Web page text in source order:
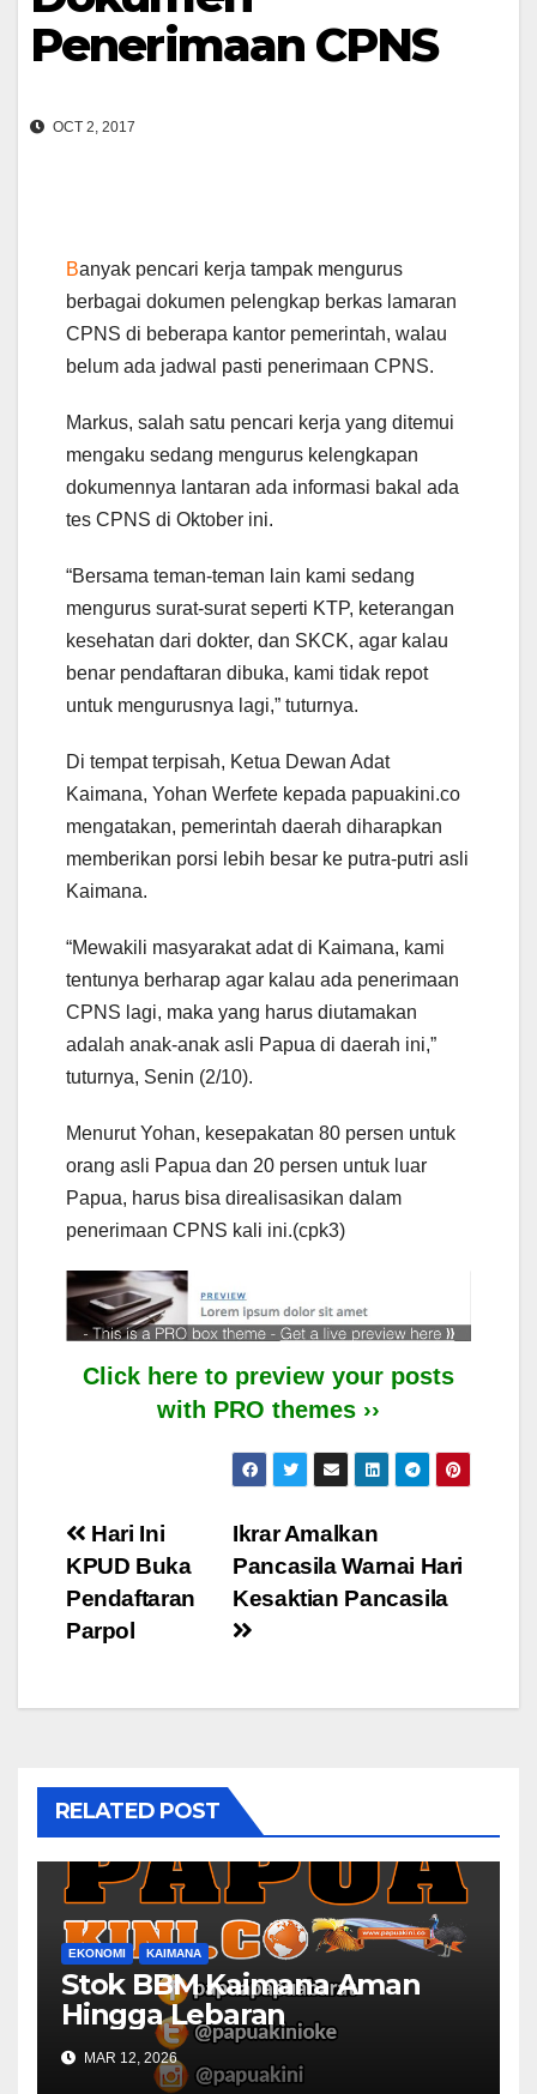
Penerimaan CPNS
OCT 2, 2017
Banyak pencari kerja tampak mengurus
berbagai dokumen pelengkap berkas lamaran
CPNS di beberapa kantor pemerintah, walau
belum ada jadwal pasti penerimaan CPNS.
Markus, salah satu pencari kerja yang ditemui
mengaku sedang mengurus kelengkapan
dokumennya lantaran ada informasi bakal ada
tes CPNS di Oktober ini.
“Bersama teman-teman lain kami sedang
mengurus surat-surat seperti KTP, keterangan
kesehatan dari dokter, dan SKCK, agar kalau
benar pendaftaran dibuka, kami tidak repot
untuk mengurusnya lagi,” tuturnya.
Di tempat terpisah, Ketua Dewan Adat
Kaimana, Yohan Werfete kepada papuakini.co
mengatakan, pemerintah daerah diharapkan
memberikan porsi lebih besar ke putra-putri asli
Kaimana.
“Mewakili masyarakat adat di Kaimana, kami
tentunya berharap agar kalau ada penerimaan
CPNS lagi, maka yang harus diutamakan
adalah anak-anak asli Papua di daerah ini,”
tuturnya, Senin (2/10).
Menurut Yohan, kesepakatan 80 persen untuk
orang asli Papua dan 20 persen untuk luar
Papua, harus bisa direalisasikan dalam
penerimaan CPNS kali ini.(cpk3)
Click here to preview your posts
with PRO themes ››
Post
navigation
Ikrar Amalkan
Pancasila Warnai Hari
Kesaktian Pancasila
Hari Ini
KPUD Buka
Pendaftaran
Parpol
RELATED POST
EKONOMI KAIMANA
Stok BBM Kaimana Aman
Hingga Lebaran
MAR 12, 2026